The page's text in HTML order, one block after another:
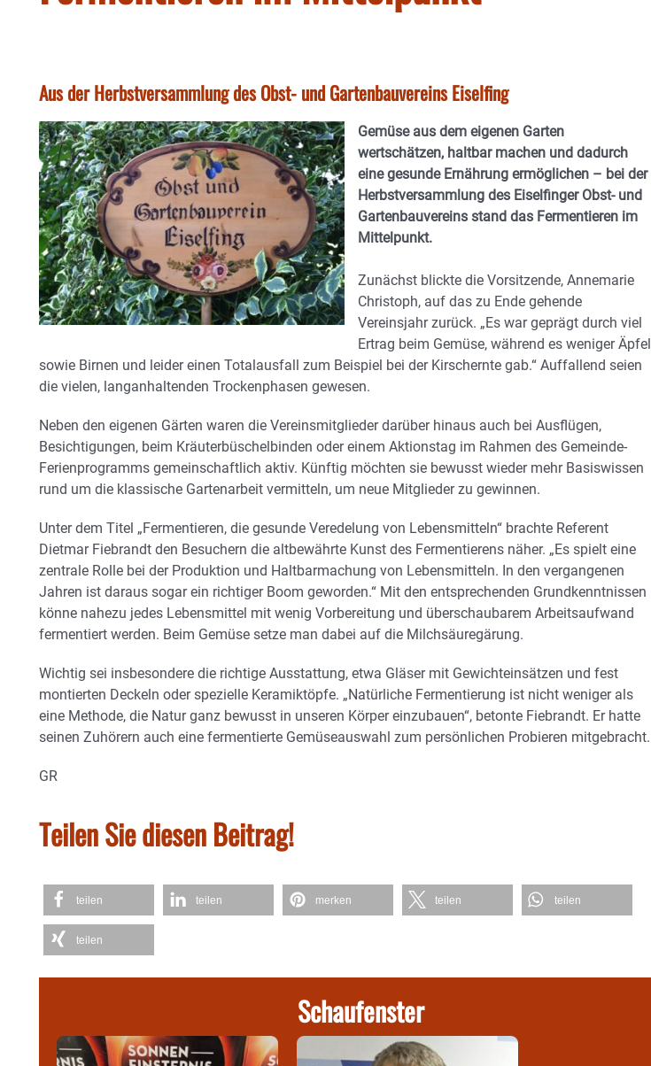
Aus der Herbstversammlung des Obst- und Gartenbauvereins Eiselfing
Gemüse aus dem eigenen Garten
wertschätzen, haltbar machen und dadurch
eine gesunde Ernährung ermöglichen – bei der
Herbstversammlung des Eiselfinger Obst- und
Gartenbauvereins stand das Fermentieren im
Mittelpunkt.
Zunächst blickte die Vorsitzende, Annemarie
Christoph, auf das zu Ende gehende
Vereinsjahr zurück. „Es war geprägt durch viel
Ertrag beim Gemüse, während es weniger Äpfel
sowie Birnen und leider einen Totalausfall zum Beispiel bei der Kirschernte gab.“ Auffallend seien
die vielen, langanhaltenden Trockenphasen gewesen.
Neben den eigenen Gärten waren die Vereinsmitglieder darüber hinaus auch bei Ausflügen,
Besichtigungen, beim Kräuterbüschelbinden oder einem Aktionstag im Rahmen des Gemeinde-
Ferienprogramms gemeinschaftlich aktiv. Künftig möchten sie bewusst wieder mehr Basiswissen
rund um die klassische Gartenarbeit vermitteln, um neue Mitglieder zu gewinnen.
Unter dem Titel „Fermentieren, die gesunde Veredelung von Lebensmitteln“ brachte Referent
Dietmar Fiebrandt den Besuchern die altbewährte Kunst des Fermentierens näher. „Es spielt eine
zentrale Rolle bei der Produktion und Haltbarmachung von Lebensmitteln. In den vergangenen
Jahren ist daraus sogar ein richtiger Boom geworden.“ Mit den entsprechenden Grundkenntnissen
könne nahezu jedes Lebensmittel mit wenig Vorbereitung und überschaubarem Arbeitsaufwand
fermentiert werden. Beim Gemüse setze man dabei auf die Milchsäuregärung.
Wichtig sei insbesondere die richtige Ausstattung, etwa Gläser mit Gewichteinsätzen und fest
montierten Deckeln oder spezielle Keramiktöpfe. „Natürliche Fermentierung ist nicht weniger als
eine Methode, die Natur ganz bewusst in unseren Körper einzubauen“, betonte Fiebrandt. Er hatte
seinen Zuhörern auch eine fermentierte Gemüseauswahl zum persönlichen Probieren mitgebracht.
GR
Teilen Sie diesen Beitrag!
teilen teilen merken teilen teilen
teilen
Schaufenster